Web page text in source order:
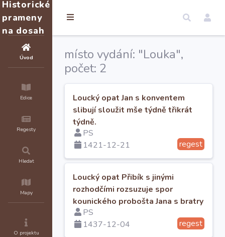
Historické
prameny
na dosah
Úvod
Edice
Regesty
Hledat
Mapy
O projektu
místo vydání: "Louka",
počet: 2
Loucký opat Jan s konventem
slibují sloužit mše týdně třikrát
týdně.
PS
1421-12-21
regest
Loucký opat Přibík s jinými
rozhodčími rozsuzuje spor
kounického probošta Jana s bratry
z Miroslavi.
PS
1437-12-04
regest